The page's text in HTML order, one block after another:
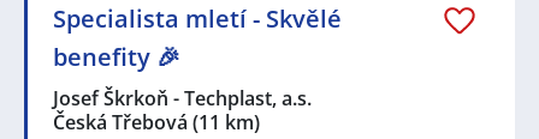
Specialista mletí - Skvělé
benefity 🎉
Josef Škrkoň - Techplast, a.s.
Česká Třebová (11 km)